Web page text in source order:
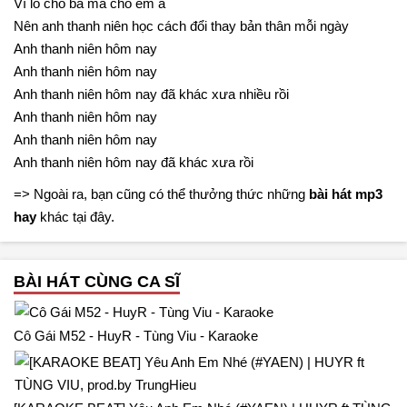
Nên anh thanh niên học cách đổi thay bản thân mỗi ngày
Anh thanh niên hôm nay
Anh thanh niên hôm nay
Anh thanh niên hôm nay đã khác xưa nhiều rồi
Anh thanh niên hôm nay
Anh thanh niên hôm nay
Anh thanh niên hôm nay đã khác xưa rồi
=> Ngoài ra, bạn cũng có thể thưởng thức những bài hát mp3
haykhác tại đây.
BÀI HÁT CÙNG CA SĨ
Cô Gái M52 - HuyR - Tùng Viu - Karaoke